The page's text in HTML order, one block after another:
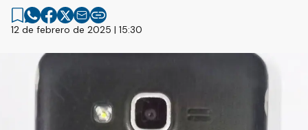
12 de febrero de 2025 | 15:30